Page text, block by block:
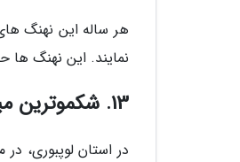
نمایند. این نهنگ ها
13. شکموترین میمون ها